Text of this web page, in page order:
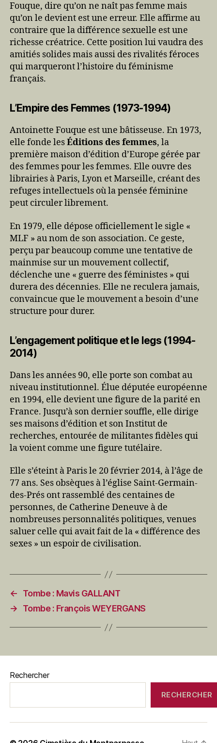
Fouque, dire qu’on ne naît pas femme mais
qu’on le devient est une erreur. Elle affirme au
contraire que la différence sexuelle est une
richesse créatrice. Cette position lui vaudra des
amitiés solides mais aussi des rivalités féroces
qui marqueront l’histoire du féminisme
français.
L’Empire des Femmes (1973-1994)
Antoinette Fouque est une bâtisseuse. En 1973,
elle fonde lesÉditions des femmes, la
première maison d’édition d’Europe gérée par
des femmes pour les femmes. Elle ouvre des
librairies à Paris, Lyon et Marseille, créant des
refuges intellectuels où la pensée féminine
peut circuler librement.
En 1979, elle dépose officiellement le sigle «
MLF » au nom de son association. Ce geste,
perçu par beaucoup comme une tentative de
mainmise sur un mouvement collectif,
déclenche une « guerre des féministes » qui
durera des décennies. Elle ne reculera jamais,
convaincue que le mouvement a besoin d’une
structure pour durer.
L’engagement politique et le legs (1994-
2014)
Dans les années 90, elle porte son combat au
niveau institutionnel. Élue députée européenne
en 1994, elle devient une figure de la parité en
France. Jusqu’à son dernier souffle, elle dirige
ses maisons d’édition et son Institut de
recherches, entourée de militantes fidèles qui
la voient comme une figure tutélaire.
Elle s’éteint à Paris le 20 février 2014, à l’âge de
77 ans. Ses obsèques à l’église Saint-Germain-
des-Prés ont rassemblé des centaines de
personnes, de Catherine Deneuve à de
nombreuses personnalités politiques, venues
saluer celle qui avait fait de la « différence des
sexes » un espoir de civilisation.
←
Tombe : Mavis GALLANT
→
Tombe : François WEYERGANS
Rechercher
RECHERCHER